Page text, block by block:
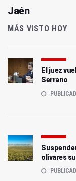
Jaén
MÁS VISTO HOY
El juez
Serrano
olivares